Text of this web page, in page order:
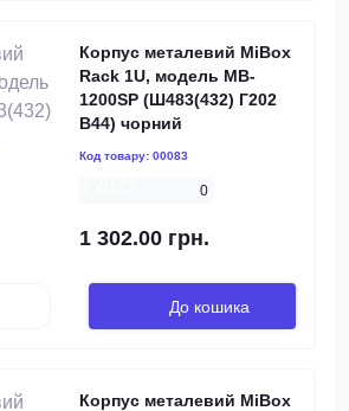
Корпус металевий MiBox
Rack 1U, модель MB-
1200SP (Ш483(432) Г202
В44) чорний
Код товару: 00083
0
1 302.00 грн.
До кошика
Корпус металевий MiBox